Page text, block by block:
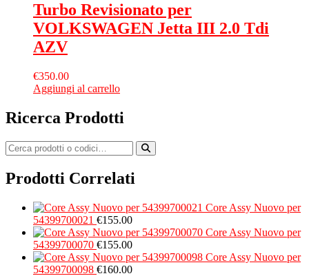
Turbo Revisionato per
VOLKSWAGEN Jetta III 2.0 Tdi
AZV
€350.00
Aggiungi al carrello
Ricerca Prodotti
Prodotti Correlati
Core Assy Nuovo per
54399700021 €155.00
Core Assy Nuovo per
54399700070 €155.00
Core Assy Nuovo per
54399700098 €160.00